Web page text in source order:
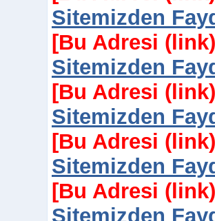
Sitemizden
[Bu Adresi
Sitemizden
[Bu Adresi
Sitemizden
[Bu Adresi
Sitemizden
[Bu Adresi
Sitemizden